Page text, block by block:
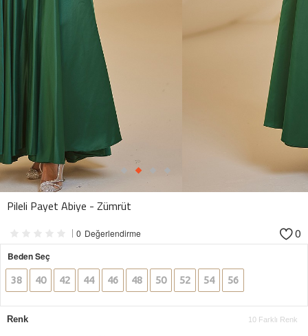
Pileli Payet Abiye - Zümrüt
0 Değerlendirme 0
Beden Seç
38 40 42 44 46 48 50 52 54 56
Renk 10 Farklı Renk